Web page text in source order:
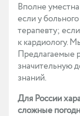
Вполне
если у
терапевту;
к кардиологу.
Предлагаемые
значительную
знаний.
Для России
сложные